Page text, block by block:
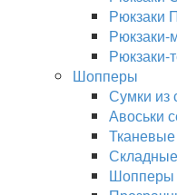
Рюкзаки
Рюкзаки-
Рюкзаки-
Шопперы
Сумки из
Авоськи
Шопперы